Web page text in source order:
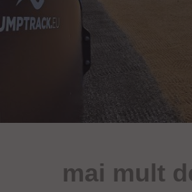
mai mult